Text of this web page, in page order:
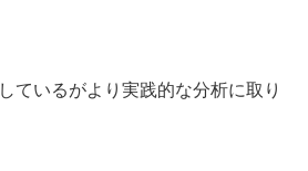
ているがより実践的な分析に取り